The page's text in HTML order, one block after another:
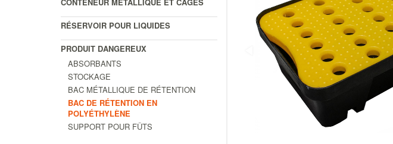
RÉSERVOIR POUR LIQUIDES
PRODUIT DANGEREUX
ABSORBANTS
STOCKAGE
BAC MÉTALLIQUE DE RÉTENTION
BAC DE RÉTENTION EN
POLYÉTHYLÈNE
SUPPORT POUR FÛTS